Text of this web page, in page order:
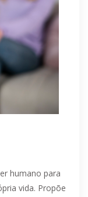
humano para